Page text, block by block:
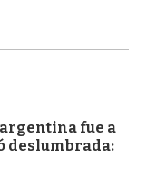
fue a
deslumbrada: